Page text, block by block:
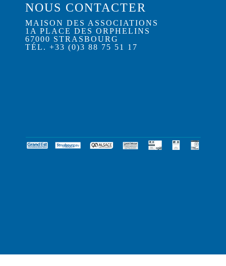
NOUS CONTACTER
MAISON DES ASSOCIATIONS
1A PLACE DES ORPHELINS
67000 STRASBOURG
TÉL. +33 (0)3 88 75 51 17